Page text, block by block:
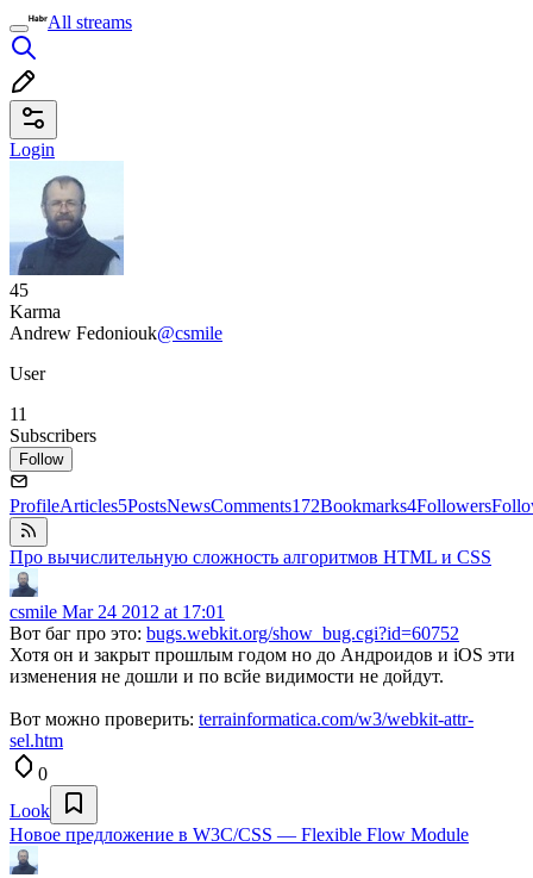
All streams
Login
45
Karma
Andrew Fedoniouk@csmile
User
11
Subscribers
Follow
ProfileArticles5PostsNewsComments172Bookmarks4Followers
Про вычислительную сложность алгоритмов HTML и CSS
csmile Mar 24 2012 at 17:01
Вот баг про это: bugs.webkit.org/show_bug.cgi?id=60752
Хотя он и закрыт прошлым годом но до Андроидов и iOS эти
изменения не дошли и по всйе видимости не дойдут.
Вот можно проверить: terrainformatica.com/w3/webkit-attr-
sel.htm
0
Look
Новое предложение в W3C/CSS — Flexible Flow Module